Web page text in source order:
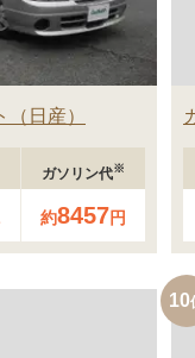
日産
ガソリン代※
約8457円
10